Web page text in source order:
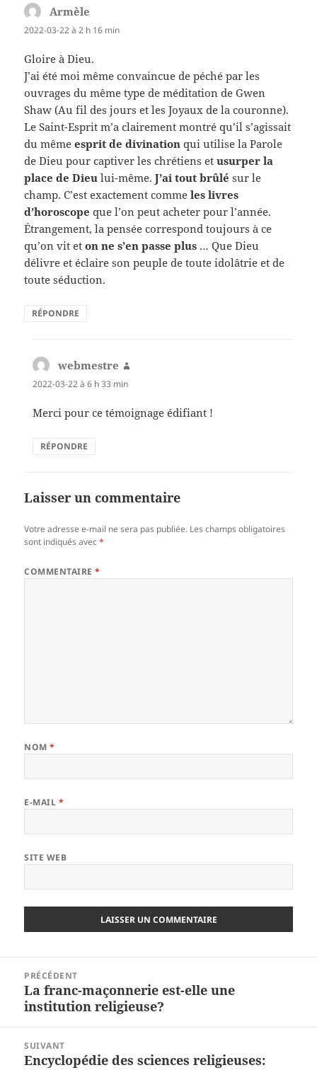
Armèle
2022-03-22 à 2 h 16 min
Gloire à Dieu.
J’ai été moi même convaincue de péché par les
ouvrages du même type de méditation de Gwen
Shaw (Au fil des jours et les Joyaux de la couronne).
Le Saint-Esprit m’a clairement montré qu’il s’agissait
du mêmeesprit de divination qui utilise la Parole
de Dieu pour captiver les chrétiens etusurper la
place de Dieu lui-même. J’ai tout brûlé sur le
champ. C’est exactement commeles livres
d’horoscope que l’on peut acheter pour l’année.
Étrangement, la pensée correspond toujours à ce
qu’on vit eton ne s’en passe plus … Que Dieu
délivre et éclaire son peuple de toute idolâtrie et de
toute séduction.
RÉPONDRE
webmestre
2022-03-22 à 6 h 33 min
Merci pour ce témoignage édifiant !
RÉPONDRE
Laisser un commentaire
Votre adresse e-mail ne sera pas publiée. Les champs obligatoires
sont indiqués avec*
COMMENTAIRE*
NOM*
E-MAIL *
SITE WEB
l’article
PRÉCÉDENT
Article
précédent :
La franc-maçonnerie est-elle une
institution religieuse?
SUIVANT
Article
Encyclopédie des sciences religieuses: